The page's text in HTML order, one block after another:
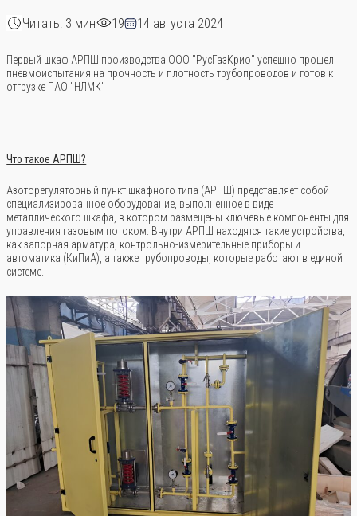
Читать: 3 мин 19 14 августа 2024
Первый шкаф АРПШ производства ООО "РусГазКрио" успешно прошел
пневмоиспытания на прочность и плотность трубопроводов и готов к
отгрузке ПАО "НЛМК"
Что такое АРПШ?
Азоторегуляторный пункт шкафного типа (АРПШ) представляет собой
специализированное оборудование, выполненное в виде
металлического шкафа, в котором размещены ключевые компоненты для
управления газовым потоком. Внутри АРПШ находятся такие устройства,
как запорная арматура, контрольно-измерительные приборы и
автоматика (КиПиА), а также трубопроводы, которые работают в единой
системе.